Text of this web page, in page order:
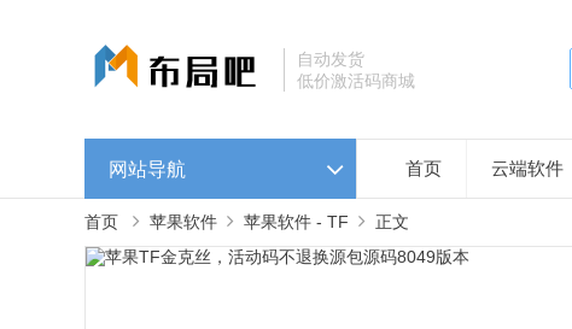
自动发货
低价激活码商城
网站导航 首页 云端软件
首页 苹果软件 苹果软件 - TF 正文